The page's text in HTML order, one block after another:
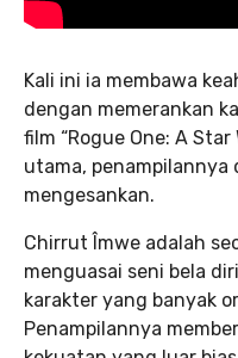
Kali ini ia membawa
dengan memerankan
film “Rogue One: A Star
utama, penampilannya
mengesankan.
Chirrut Îmwe adalah
menguasai seni bela
karakter yang banyak
Penampilannya